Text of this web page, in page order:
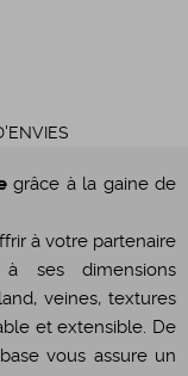
grâce à la gaine de
à votre partenaire
à ses dimensions
veines, textures
et extensible. De
vous assure un